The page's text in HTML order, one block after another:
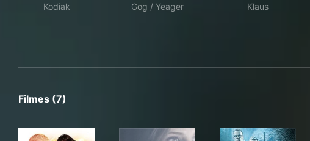
Kodiak
Gog / Yeager
Klaus
Filmes (7)